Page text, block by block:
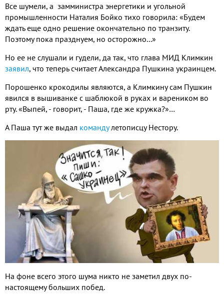
Все шумели, а замминистра энергетики и угольной
промышленности Наталия Бойко тихо говорила: «Будем
ждать еще одно решение окончательно по транзиту.
Поэтому пока празднуем, но осторожно...»
Но ее не слушали и гудели, да так, что глава МИД Климкин
заявил, что теперь считает Александра Пушкина украинцем.
Порошенко крокодилы являются, а Климкину сам Пушкин
явился в вышиванке с шаблюкой в руках и вареником во
рту. «Выпей, - говорит, - Паша, где же кружка?»…
А Паша тут же выдал командулетописцу Нестору.
На фоне всего этого шума никто не заметил двух по-
настоящему больших побед.